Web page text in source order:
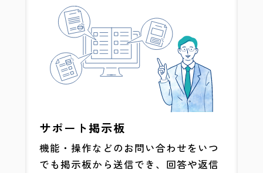
サポート掲示板
機能・操作などのお問い合わせをいつ
でも掲示板から送信でき、回答や返信